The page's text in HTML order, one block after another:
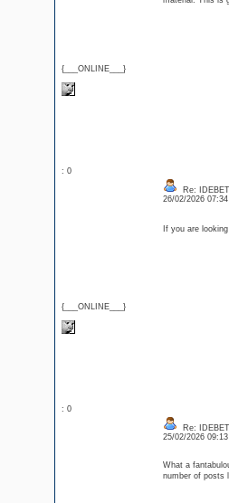
{___ONLINE___}
: 0
{___ONLINE___}
Re: IDEBET
26/02/2026
If you are
: 0
Re: IDEBET
25/02/2026
What a
number of